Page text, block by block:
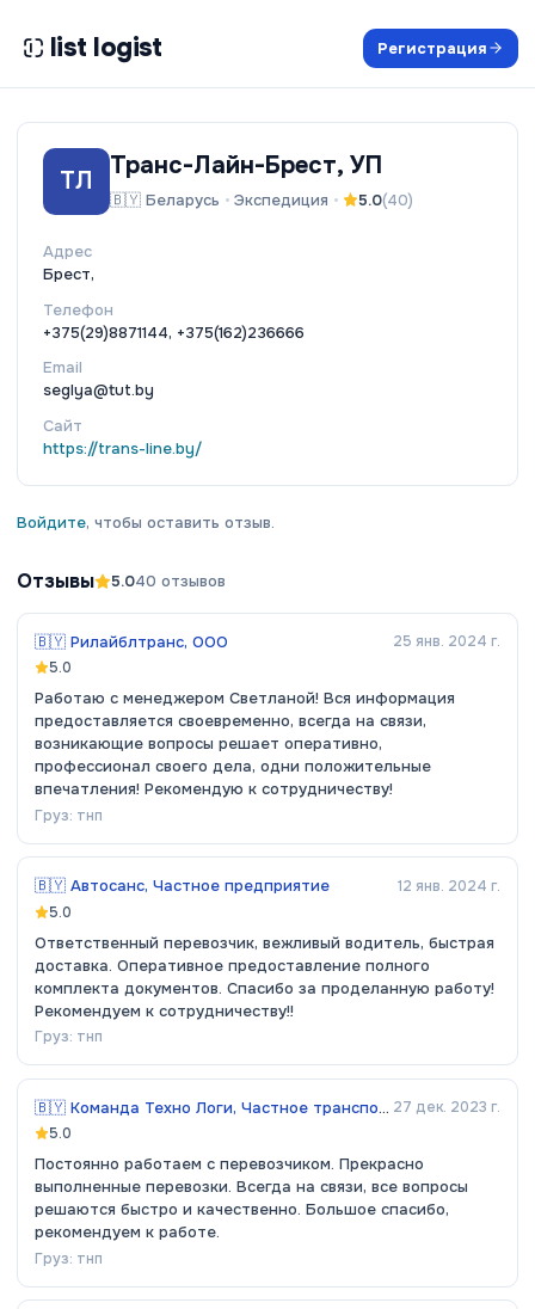
list logist Регистрация
ТЛ
Транс-Лайн-Брест, УП
🇧🇾 Беларусь • Экспедиция • 5.0(40)
Адрес
Брест,
Телефон
+375(29)8871144, +375(162)236666
Email
seglya@tut.by
Сайт
https://trans-line.by/
Войдите, чтобы оставить отзыв.
Отзывы 5.040 отзывов
🇧🇾 Рилайблтранс, ООО
25 янв. 2024 г.
5.0
Работаю с менеджером Светланой! Вся информация
предоставляется своевременно, всегда на связи,
возникающие вопросы решает оперативно,
профессионал своего дела, одни положительные
впечатления! Рекомендую к сотрудничеству!
Груз: тнп
🇧🇾 Автосанс, Частное предприятие
12 янв. 2024 г.
5.0
Ответственный перевозчик, вежливый водитель, быстрая
доставка. Оперативное предоставление полного
комплекта документов. Спасибо за проделанную работу!
Рекомендуем к сотрудничеству!!
Груз: тнп
🇧🇾 Команда Техно Логи, Частное транспортное торговое унитарное предприятие
27 дек. 2023 г.
5.0
Постоянно работаем с перевозчиком. Прекрасно
выполненные перевозки. Всегда на связи, все вопросы
решаются быстро и качественно. Большое спасибо,
рекомендуем к работе.
Груз: тнп